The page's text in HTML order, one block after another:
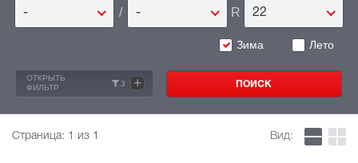
- / - R 22
Зима Лето
ОТКРЫТЬ
ФИЛЬТР
3 +
Страница: 1 из 1 Вид: